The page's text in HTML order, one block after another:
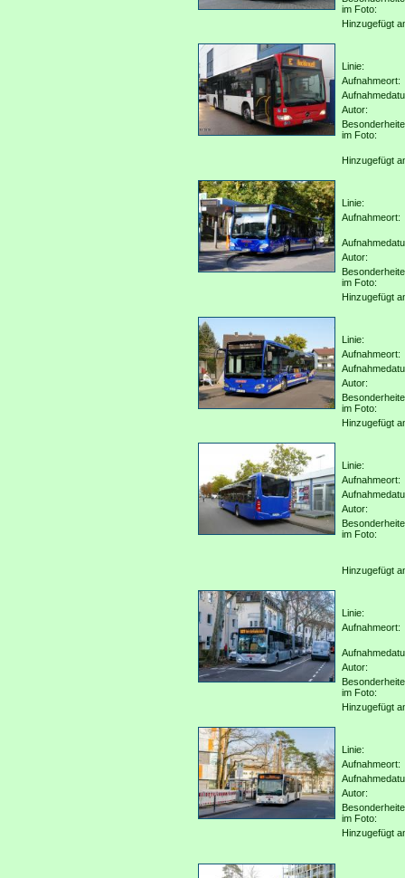
im Foto:
Hinzugefügt
Linie:
Aufnahmeort:
Autor:
im Foto:
Hinzugefügt
Linie:
Aufnahmeort:
Autor:
im Foto:
Hinzugefügt
Linie:
Aufnahmeort:
Autor:
im Foto:
Hinzugefügt
Linie:
Aufnahmeort:
Autor:
im Foto:
Hinzugefügt
Linie:
Aufnahmeort:
Autor:
im Foto:
Hinzugefügt
Linie:
Aufnahmeort:
Autor:
im Foto:
Hinzugefügt